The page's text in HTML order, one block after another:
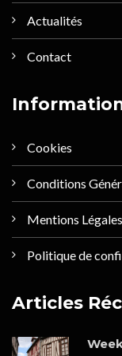
Actualités
Contact
Cookies
Conditions
Mentions Légales
Politique de
Articles